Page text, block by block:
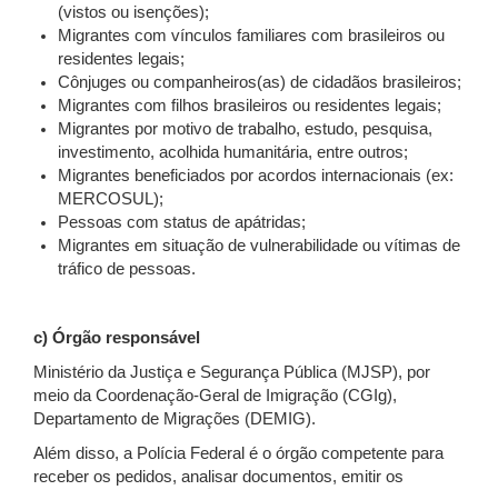
(vistos ou isenções);
Migrantes com vínculos familiares com brasileiros ou
residentes legais;
Cônjuges ou companheiros(as) de cidadãos brasileiros;
Migrantes com filhos brasileiros ou residentes legais;
Migrantes por motivo de trabalho, estudo, pesquisa,
investimento, acolhida humanitária, entre outros;
Migrantes beneficiados por acordos internacionais (ex:
MERCOSUL);
Pessoas com status de apátridas;
Migrantes em situação de vulnerabilidade ou vítimas de
tráfico de pessoas.
c) Órgão responsável
Ministério da Justiça e Segurança Pública (MJSP), por
meio da Coordenação-Geral de Imigração (CGIg),
Departamento de Migrações (DEMIG).
Além disso, a Polícia Federal é o órgão competente para
receber os pedidos, analisar documentos, emitir os